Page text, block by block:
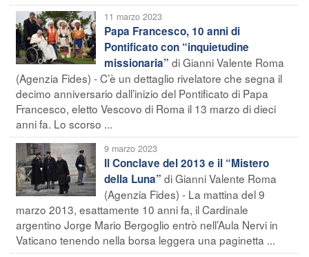
11 marzo 2023
Papa Francesco, 10 anni di
Pontificato con “inquietudine
missionaria” di Gianni Valente Roma
(Agenzia Fides) - C’è un dettaglio rivelatore che segna il
decimo anniversario dall’inizio del Pontificato di Papa
Francesco, eletto Vescovo di Roma il 13 marzo di dieci
anni fa. Lo scorso ...
9 marzo 2023
Il Conclave del 2013 e il “Mistero
della Luna” di Gianni Valente Roma
(Agenzia Fides) - La mattina del 9
marzo 2013, esattamente 10 anni fa, il Cardinale
argentino Jorge Mario Bergoglio entrò nell’Aula Nervi in
Vaticano tenendo nella borsa leggera una paginetta ...